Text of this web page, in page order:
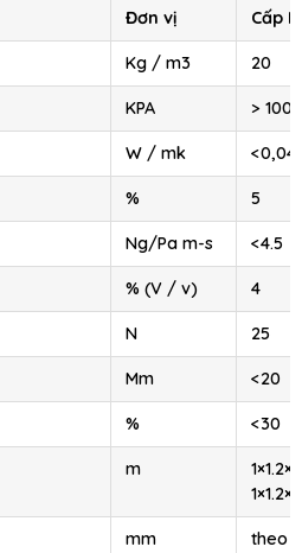
Đơn vị Cấp II
Kg / m3 20
KPA > 100
W / mk
% 5
Ng/Pa m-s <4.5
% (V / v) 4
N 25
Mm <20
% <30
m
1×1.2×4
mm theo